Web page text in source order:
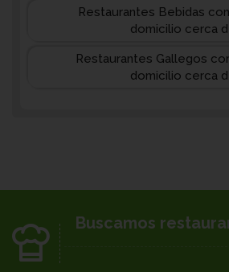
Restaurantes Bebidas
domicilio cerca
Restaurantes Gallegos
domicilio cerca
Buscamos